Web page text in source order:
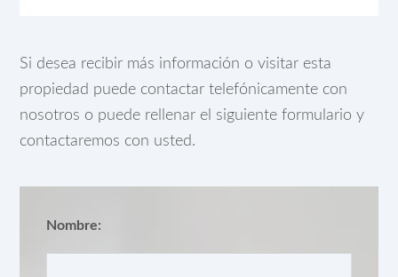
Si desea recibir más información o visitar esta
propiedad puede contactar telefónicamente con
nosotros o puede rellenar el siguiente formulario y
contactaremos con usted.
Nombre: